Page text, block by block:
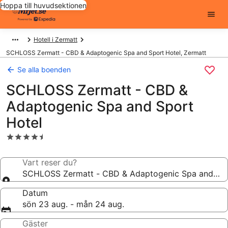
Hoppa till huvudsektionen
Hotell i Zermatt
SCHLOSS Zermatt - CBD & Adaptogenic Spa and Sport Hotel, Zermatt
Se alla boenden
SCHLOSS Zermatt - CBD &
Adaptogenic Spa and Sport
Hotel
4.5-
boendeVart reser du?
SCHLOSS Zermatt - CBD & Adaptogenic Spa and
Datum
sön 23 aug. - mån 24 aug.
Gäster